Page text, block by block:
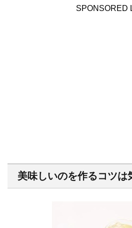
SPONSORED
美味しいのを作るコツは